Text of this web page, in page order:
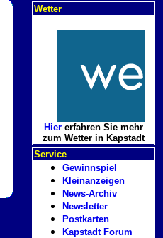
Wetter
Hier erfahren Sie mehr
zum Wetter in Kapstadt
Service
Gewinnspiel
Kleinanzeigen
News-Archiv
Newsletter
Postkarten
Kapstadt Forum